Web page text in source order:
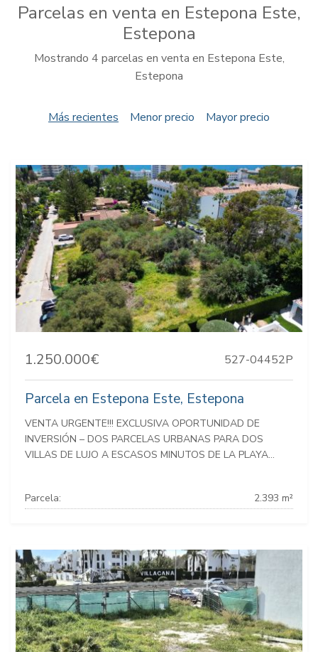
Parcelas en venta en Estepona Este,
Estepona
Mostrando 4 parcelas en venta en Estepona Este,
Estepona
Más recientes Menor precio Mayor precio
1.250.000€ 527-04452P
Parcela en Estepona Este, Estepona
VENTA URGENTE!!! EXCLUSIVA OPORTUNIDAD DE
INVERSIÓN – DOS PARCELAS URBANAS PARA DOS
VILLAS DE LUJO A ESCASOS MINUTOS DE LA PLAYA...
Parcela: 2.393 m²